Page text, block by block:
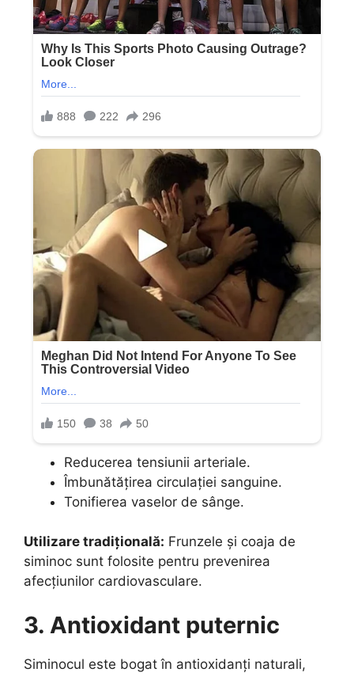
Reducerea tensiunii arteriale.
Îmbunătățirea circulației sanguine.
Tonifierea vaselor de sânge.
Utilizare tradițională: Frunzele și coaja de
siminoc sunt folosite pentru prevenirea
afecțiunilor cardiovasculare.
3. Antioxidant puternic
Siminocul este bogat în antioxidanți naturali,